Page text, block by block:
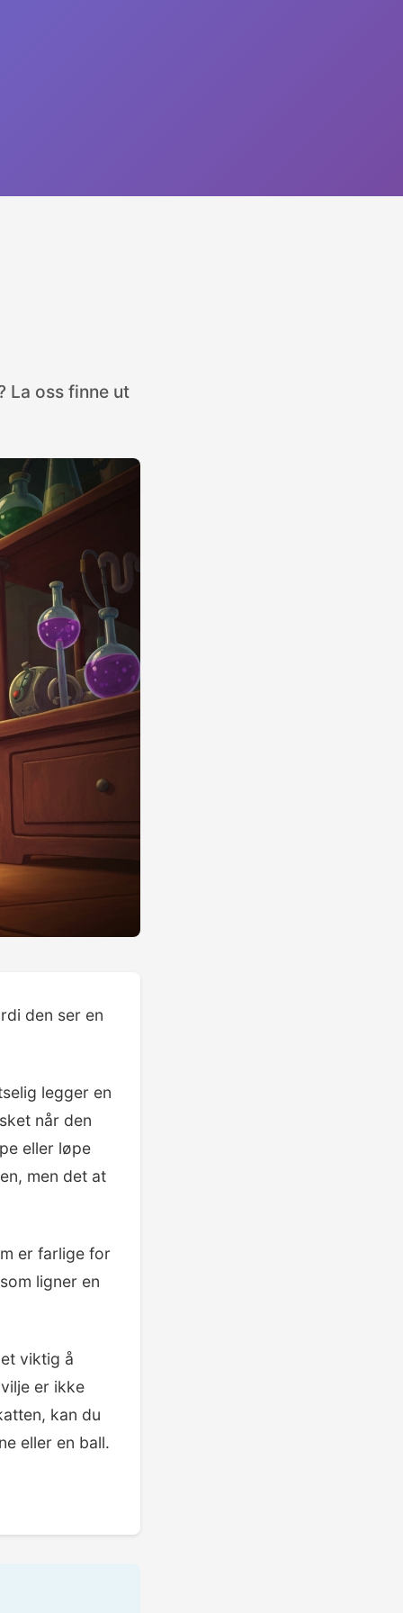
La oss finne ut
den ser en
legger en
når den
eller løpe
men det at
er farlige for
ligner en
viktig å
er ikke
kan du
eller en ball.